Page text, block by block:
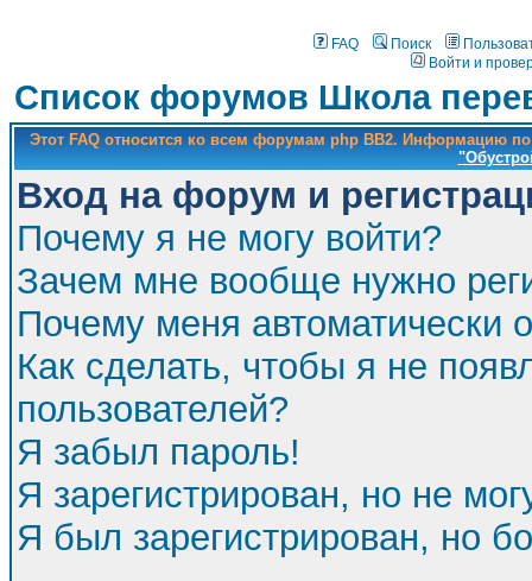
FAQ Поиск
Войти и
Список форумов Школа
Этот FAQ относится ко всем форумам php BB2. Информацию
Вход на форум и
Почему я не могу войти?
Зачем мне вообще нужно
Почему меня автоматически
Как сделать, чтобы я не
пользователей?
Я забыл пароль!
Я зарегистрирован, но не
Я был зарегистрирован, но